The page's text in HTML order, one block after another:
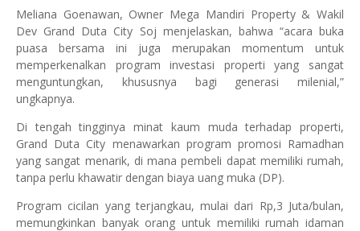
Meliana Goenawan, Owner Mega Mandiri Property & Wakil
Dev Grand Duta City Soj menjelaskan, bahwa “acara buka
puasa bersama ini juga merupakan momentum untuk
memperkenalkan program investasi properti yang sangat
menguntungkan, khususnya bagi generasi milenial,”
ungkapnya.
Di tengah tingginya minat kaum muda terhadap properti,
Grand Duta City menawarkan program promosi Ramadhan
yang sangat menarik, di mana pembeli dapat memiliki rumah,
tanpa perlu khawatir dengan biaya uang muka (DP).
Program cicilan yang terjangkau, mulai dari Rp,3 Juta/bulan,
memungkinkan banyak orang untuk memiliki rumah idaman